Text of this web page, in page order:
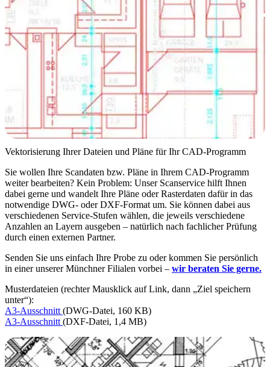
Vektorisierung Ihrer Dateien und Pläne für Ihr CAD-Programm
Sie wollen Ihre Scandaten bzw. Pläne in Ihrem CAD-Programm
weiter bearbeiten? Kein Problem: Unser Scanservice hilft Ihnen
dabei gerne und wandelt Ihre Pläne oder Rasterdaten dafür in das
notwendige DWG- oder DXF-Format um. Sie können dabei aus
verschiedenen Service-Stufen wählen, die jeweils verschiedene
Anzahlen an Layern ausgeben – natürlich nach fachlicher Prüfung
durch einen externen Partner.
Senden Sie uns einfach Ihre Probe zu oder kommen Sie persönlich
in einer unserer Münchner Filialen vorbei – wir beraten Sie gerne.
Musterdateien (rechter Mausklick auf Link, dann „Ziel speichern
unter“):
A3-Ausschnitt (DWG-Datei, 160 KB)
A3-Ausschnitt (DXF-Datei, 1,4 MB)